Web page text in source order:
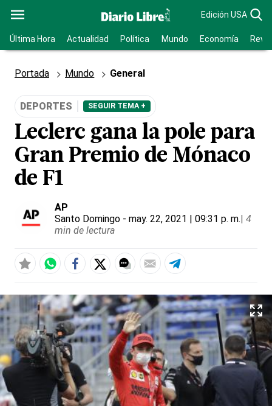
Edición USA
Última Hora Actualidad Política Mundo Economía
Portada Mundo General
DEPORTES SEGUIR TEMA +
Leclerc gana la pole para
Gran Premio de Mónaco
de F1
AP
Santo Domingo - may. 22, 2021 | 09:31 p. m.| 4
min de lectura